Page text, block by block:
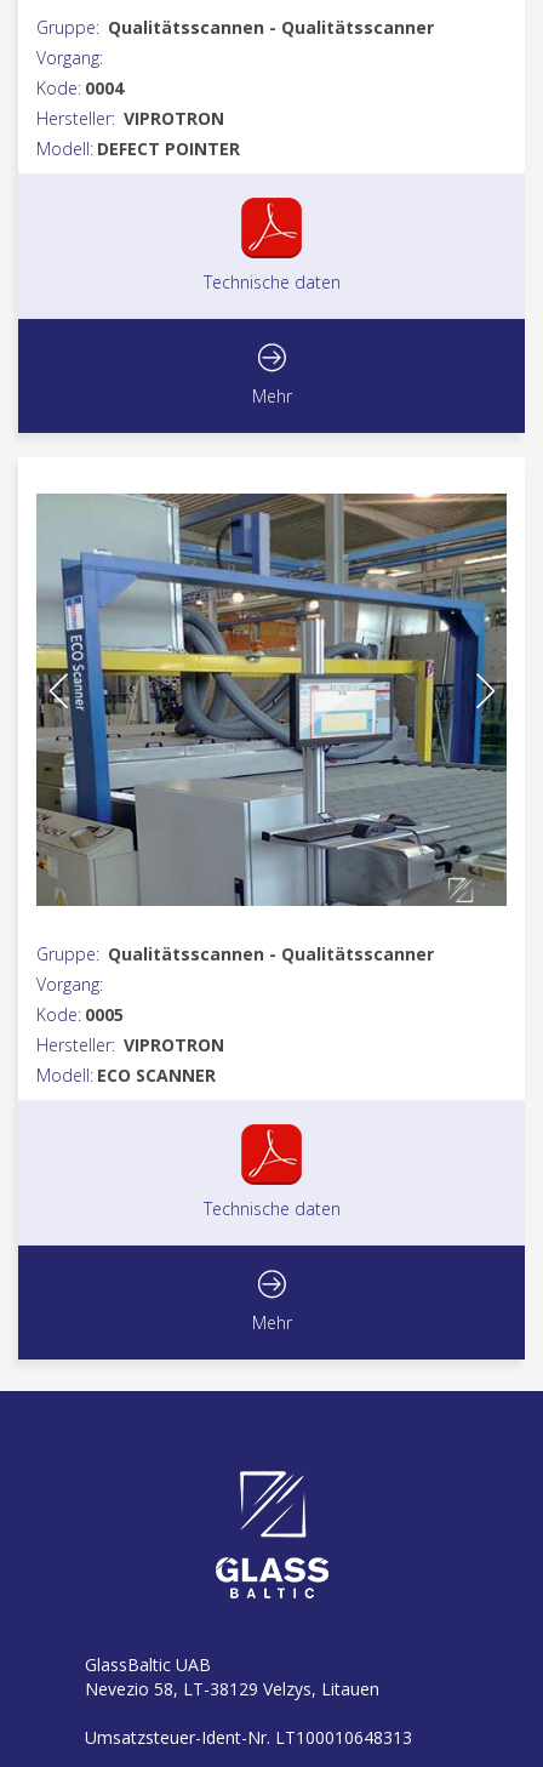
Gruppe: Qualitätsscannen - Qualitätsscanner
Vorgang:
Kode: 0004
Hersteller: VIPROTRON
Modell: DEFECT POINTER
Technische daten
Mehr
Gruppe: Qualitätsscannen - Qualitätsscanner
Vorgang:
Kode: 0005
Hersteller: VIPROTRON
Modell: ECO SCANNER
Technische daten
Mehr
GlassBaltic UAB
Nevezio 58, LT-38129 Velzys, Litauen
Umsatzsteuer-Ident-Nr. LT100010648313